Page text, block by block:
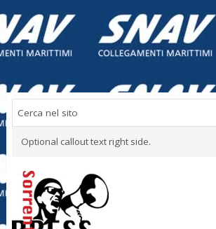
Optional callout text right side.